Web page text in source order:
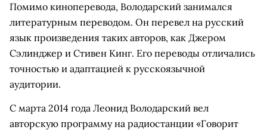
Помимо киноперевода, Володарский занимался
литературным переводом. Он перевел на русский
язык произведения таких авторов, как Джером
Сэлинджер и Стивен Кинг. Его переводы отличались
точностью и адаптацией к русскоязычной
аудитории.
С марта 2014 года Леонид Володарский вел
авторскую программу на радиостанции «Говорит